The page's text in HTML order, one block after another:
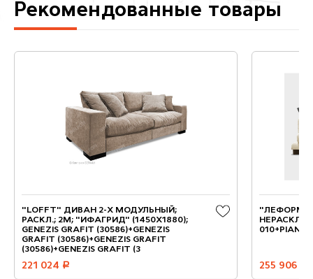
Рекомендованные товары
"LOFFT" ДИВАН 2-Х МОДУЛЬНЫЙ;
РАСКЛ.; 2M; "ИФАГРИД" (1450Х1880);
GENEZIS GRAFIT (30586)+GENEZIS
GRAFIT (30586)+GENEZIS GRAFIT
(30586)+GENEZIS GRAFIT (3
221 024 руб.
"ЛЕФОРМ"
НЕРАСКЛ.;
255 906